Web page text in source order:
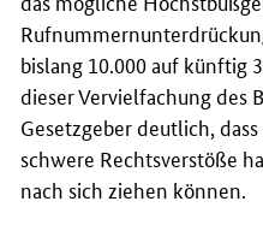
bislang 10.000 auf künftig
dieser Vervielfachung des
Gesetzgeber deutlich,
schwere Rechtsverstöße
nach sich ziehen können.